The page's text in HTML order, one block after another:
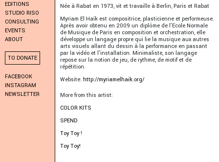
EDITIONS
STUDIO RISO
CONSULTING
EVENTS
ABOUT
TO DONATE
FACEBOOK
INSTAGRAM
NEWSLETTER
Née à Rabat en 1973, vit et travaille à Berlin, Paris et Rabat
Myriam El Haïk est compositrice, plasticienne et performeuse.
Après avoir obtenu en 2009 un diplôme de l’Ecole Normale
de Musique de Paris en composition et orchestration, elle
développe un langage propre qui lie la musique aux autres
arts visuels allant du dessin à la performance en passant
par la vidéo et l’installation. Minimaliste, son langage
repose sur la notion de jeu, de rythme, de motif et de
répétition.
Website: http://myriamelhaik.org/
More from this artist:
COLOR KITS
SPEND
Toy Toy !
Toy Toy!